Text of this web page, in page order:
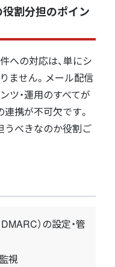
割分担のポイン
への対応は、単にシ
ません。メール配信
ツ・運用のすべてが
携が不可欠です。
うべきなのか役割ご
）の設定・管
視